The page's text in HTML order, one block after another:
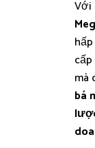
Với
cấp
mà
bá